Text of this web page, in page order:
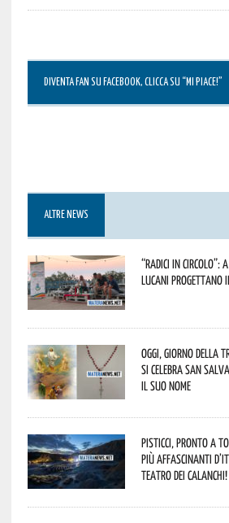
DIVENTA FAN SU FACEBOOK, CLICCA SU “MI PIACE!”
ALTRE NEWS
“Radici in Circolo”:
lucani progettano
Oggi, giorno della
si celebra San
il suo nome
Pisticci, pronto a
più affascinanti
Teatro dei